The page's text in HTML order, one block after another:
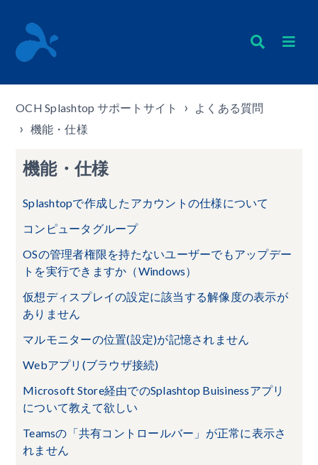
OCH Splashtop サポートサイト
よくある質問
機能・仕様
機能・仕様
Splashtopで作成したアカウントの仕様について
コンピュータグループ
OSの管理者権限を持たないユーザーでもアップデー
トを実行できますか（Windows）
仮想ディスプレイの設定に該当する解像度の表示が
ありません
マルモニターの位置(設定)が記憶されません
Webアプリ(ブラウザ接続)
Microsoft Store経由でのSplashtop Buisinessアプリ
について教えて欲しい
Teamsの「共有コントロールバー」が正常に表示さ
れません